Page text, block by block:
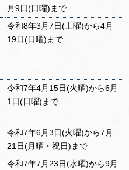
月9日(日曜)まで
令和8年3月7日(土曜)から4月
19日(日曜)まで
令和7年4月15日(火曜)から6月
1日(日曜)まで
令和7年6月3日(火曜)から7月
21日(月曜・祝日)まで
令和7年7月23日(水曜)から9月